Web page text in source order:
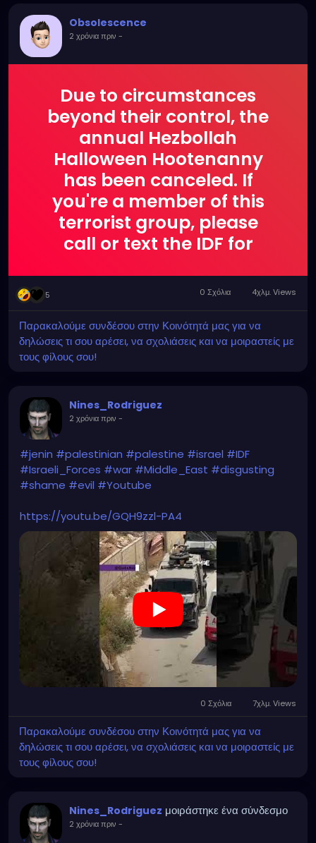
Obsolescence
2 χρόνια πριν -
Due to circumstances
beyond their control, the
annual Hezbollah
Halloween Hootenanny
has been canceled. If
you're a member of this
terrorist group, please
call or text the IDF for
5 0 Σχόλια 4χλμ. Views
Παρακαλούμε συνδέσου στην Κοινότητά μας για να
δηλώσεις τι σου αρέσει, να σχολιάσεις και να μοιραστείς με
τους φίλους σου!
Nines_Rodriguez
2 χρόνια πριν -
#jenin #palestinian #palestine #israel #IDF
#Israeli_Forces #war #Middle_East #disgusting
#shame #evil #Youtube
https://youtu.be/GQH9zzl-PA4
0 Σχόλια 7χλμ. Views
Παρακαλούμε συνδέσου στην Κοινότητά μας για να
δηλώσεις τι σου αρέσει, να σχολιάσεις και να μοιραστείς με
τους φίλους σου!
Nines_Rodriguez μοιράστηκε ένα σύνδεσμο
2 χρόνια πριν -